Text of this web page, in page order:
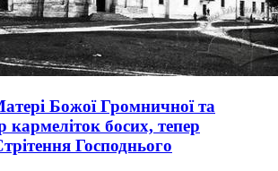
Божої Громничної та
кармеліток босих, тепер
Господнього